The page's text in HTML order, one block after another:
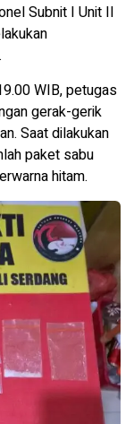
Subnit I Unit II
WIB, petugas
gerak-gerik
Saat dilakukan
paket sabu
hitam.